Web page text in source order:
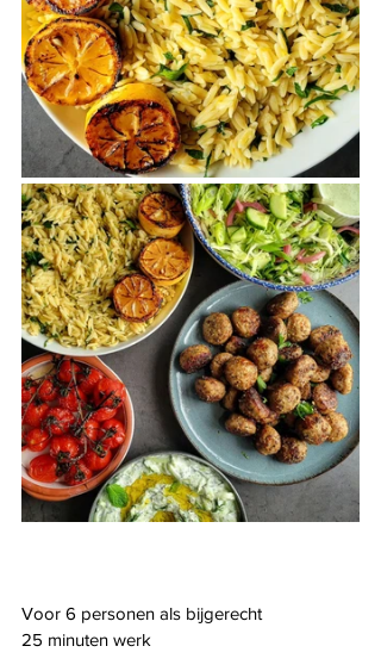
Voor 6 personen als bijgerecht
25 minuten werk